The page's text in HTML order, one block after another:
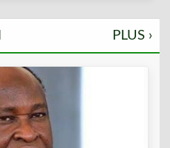
PLUS ›